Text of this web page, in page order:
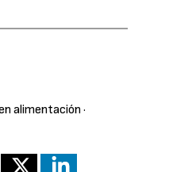
alimentación ·